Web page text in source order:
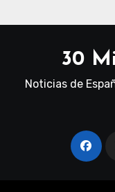
30
Noticias de